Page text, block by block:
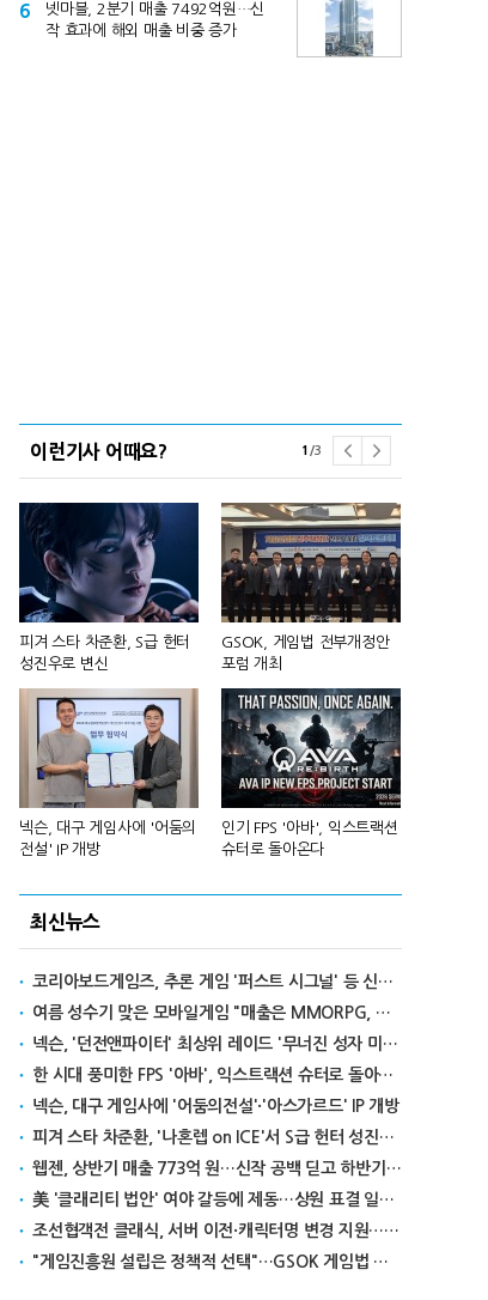
6
넷마블, 2분기 매출 7492억원…신
작 효과에 해외 매출 비중 증가
이런기사 어때요? 1 /3
피겨 스타 차준환, S급 헌터
성진우로 변신
GSOK, 게임법 전부개정안
포럼 개최
넥슨, 대구 게임사에 '어둠의
전설' IP 개방
인기 FPS '아바', 익스트랙션
슈터로 돌아온다
최신뉴스
코리아보드게임즈, 추론 게임 '퍼스트 시그널' 등 신작 보드게임 4종 출시
여름 성수기 맞은 모바일게임 "매출은 MMORPG, 인기는 캐주얼"
넥슨, '던전앤파이터' 최상위 레이드 '무너진 성자 미카엘라' 업데이트
한 시대 풍미한 FPS '아바', 익스트랙션 슈터로 돌아온다
넥슨, 대구 게임사에 '어둠의전설'·'아스가르드' IP 개방
피겨 스타 차준환, '나혼렙 on ICE'서 S급 헌터 성진우로 변신
웹젠, 상반기 매출 773억 원…신작 공백 딛고 하반기 반전 노린다
美 '클래리티 법안' 여야 갈등에 제동…상원 표결 일정 불투명
조선협객전 클래식, 서버 이전·캐릭터명 변경 지원…'역질의 들판' 콘텐츠 확장
"게임진흥원 설립은 정책적 선택"…GSOK 게임법 전부개정안 포럼서 제기